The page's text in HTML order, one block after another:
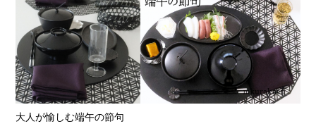
大人が愉しむ端午の節句